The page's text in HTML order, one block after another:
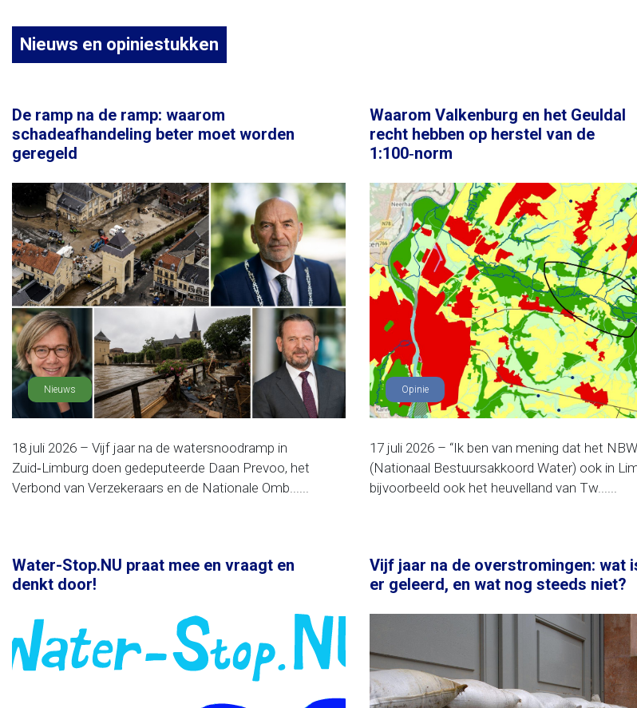
Nieuws en opiniestukken
De ramp na de ramp: waarom
schadeafhandeling beter moet worden
geregeld
Nieuws
18 juli 2026 – Vijf jaar na de watersnoodramp in
Zuid‑Limburg doen gedeputeerde Daan Prevoo, het
Verbond van Verzekeraars en de Nationale Omb......
Waarom Valkenburg en het Geuldal
recht hebben op herstel van de
1:100‑norm
Opinie
17 juli 2026 – “Ik ben van mening dat het
(Nationaal Bestuursakkoord Water) ook in
bijvoorbeeld ook het heuvelland van Tw......
Water-Stop.NU praat mee en vraagt en
denkt door!
Vijf jaar na de overstromingen: wat
er geleerd, en wat nog steeds niet?